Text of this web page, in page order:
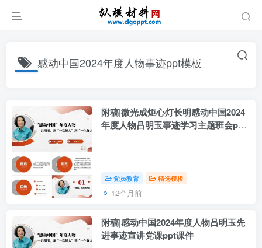
感动中国2024年度人物事迹ppt模板
附稿|微光成炬心灯长明感动中国2024
年度人物吕明玉事迹学习主题班会ppt
党员教育 精选模板
12个月前
附稿|感动中国2024年度人物吕明玉先
进事迹宣讲党课ppt课件